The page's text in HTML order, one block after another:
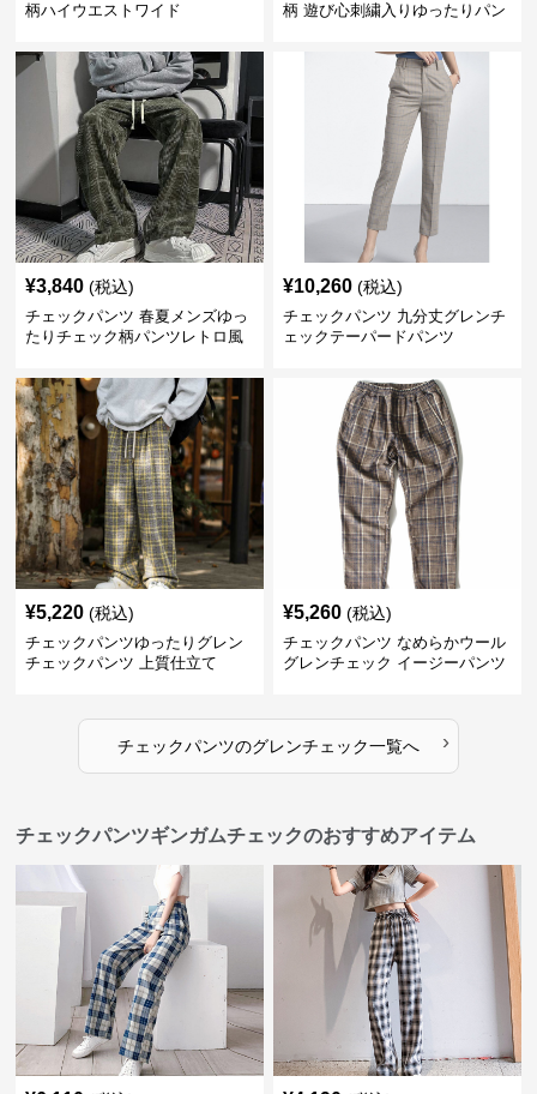
柄ハイウエストワイド
柄 遊び心刺繍入りゆったりパン
¥3,840 (税込)
チェックパンツ 春夏メンズゆっ
たりチェック柄パンツレトロ風
¥10,260 (税込)
チェックパンツ 九分丈グレンチ
ェックテーパードパンツ
¥5,220 (税込)
チェックパンツゆったりグレン
チェックパンツ 上質仕立て
¥5,260 (税込)
チェックパンツ なめらかウール
グレンチェック イージーパンツ
チェックパンツのグレンチェック一覧へ ›
チェックパンツギンガムチェックのおすすめアイテム